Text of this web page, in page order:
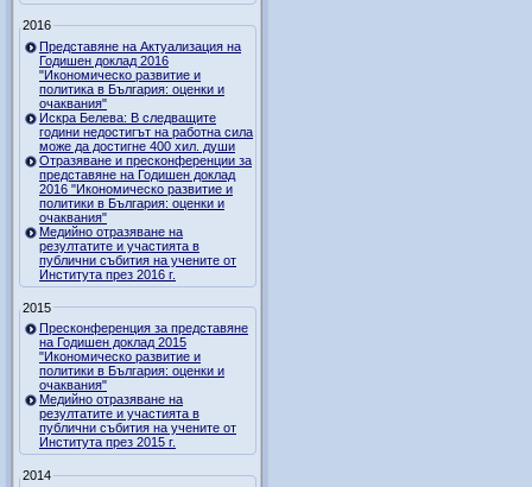
2016
Представяне на Актуализация на
Годишен доклад 2016
"Икономическо развитие и
политика в България: оценки и
очаквания"
Искра Белева: В следващите
години недостигът на работна сила
може да достигне 400 хил. души
Отразяване и пресконференции за
представяне на Годишен доклад
2016 "Икономическо развитие и
политики в България: оценки и
очаквания"
Медийно отразяване на
резултатите и участията в
публични събития на учените от
Института през 2016 г.
2015
Пресконференция за представяне
на Годишен доклад 2015
"Икономическо развитие и
политики в България: оценки и
очаквания"
Медийно отразяване на
резултатите и участията в
публични събития на учените от
Института през 2015 г.
2014